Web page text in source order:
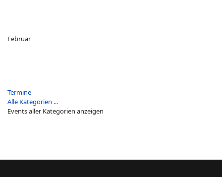
Februar
Termine
Alle Kategorien ...
Events aller Kategorien anzeigen